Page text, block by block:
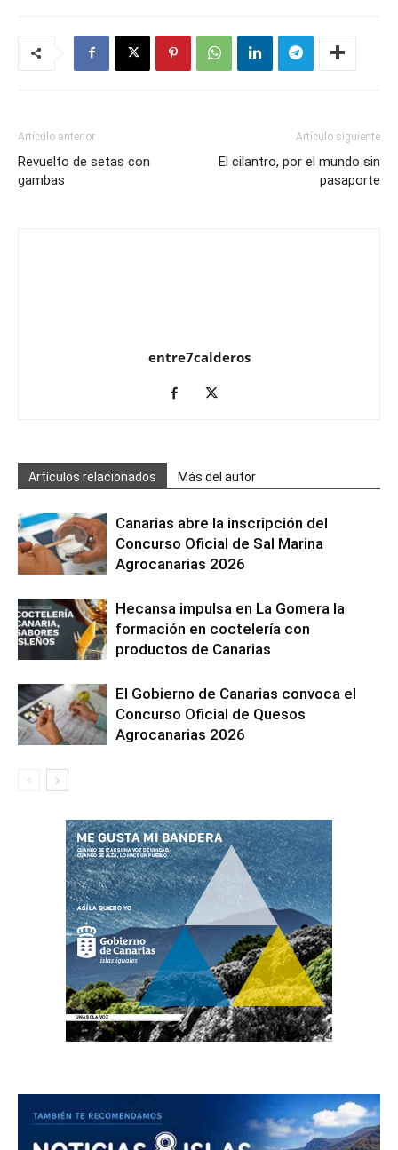
Artículo anterior
Revuelto de setas con
gambas
Artículo siguiente
El cilantro, por el mundo sin
pasaporte
entre7calderos
Artículos relacionados Más del autor
Canarias abre la inscripción del
Concurso Oficial de Sal Marina
Agrocanarias 2026
Hecansa impulsa en La Gomera la
formación en coctelería con
productos de Canarias
El Gobierno de Canarias convoca el
Concurso Oficial de Quesos
Agrocanarias 2026